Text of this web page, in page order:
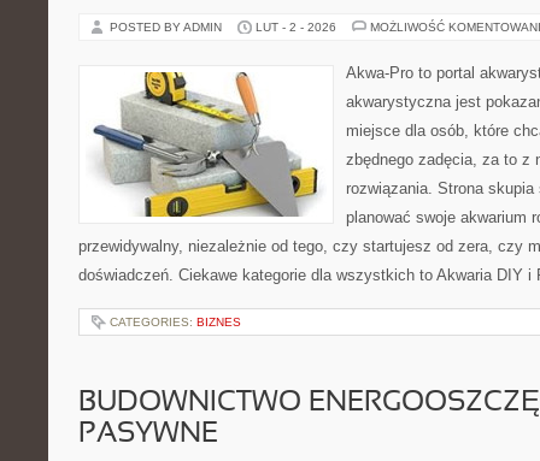
POSTED BY ADMIN LUT - 2 - 2026 MOŻLIWOŚĆ
Akwa-Pro to portal
akwarystyczna jest
miejsce dla osób, które
zbędnego zadęcia, za to z
rozwiązania. Strona
planować swoje akwarium
przewidywalny, niezależnie od tego, czy startujesz od zera, czy
doświadczeń. Ciekawe kategorie dla wszystkich to Akwaria DIY
CATEGORIES: BIZNES
BUDOWNICTWO
PASYWNE